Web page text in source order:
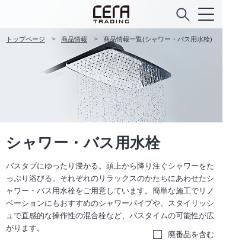
トップページ 商品情報 商品情報一覧(シャワー・バス用水栓)
シャワー・バス用水栓
バスタブにゆったり浸かる。頭上から降り注ぐシャワーをた
っぷり浴びる。それぞれのリラックスのかたちにあわせたシ
ャワー・バス用水栓をご用意しています。簡単な施工でリノ
ベーションにもおすすめのシャワーパイプや、スタイリッシ
ュで直感的な操作性の混合栓など、バスタイムの可能性が広
がります。
廃番品を含む